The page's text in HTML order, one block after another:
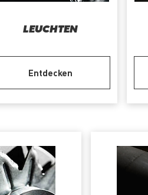
LEUCHTEN
Entdecken